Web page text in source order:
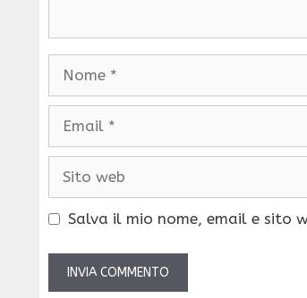
Salva il mio nome, email e sito